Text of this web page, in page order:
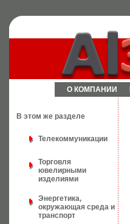
О КОМПАНИИ
В этом же разделе
Телекоммуникации
Торговля
ювелирными
изделиями
Энергетика,
окружающая среда и
транспорт